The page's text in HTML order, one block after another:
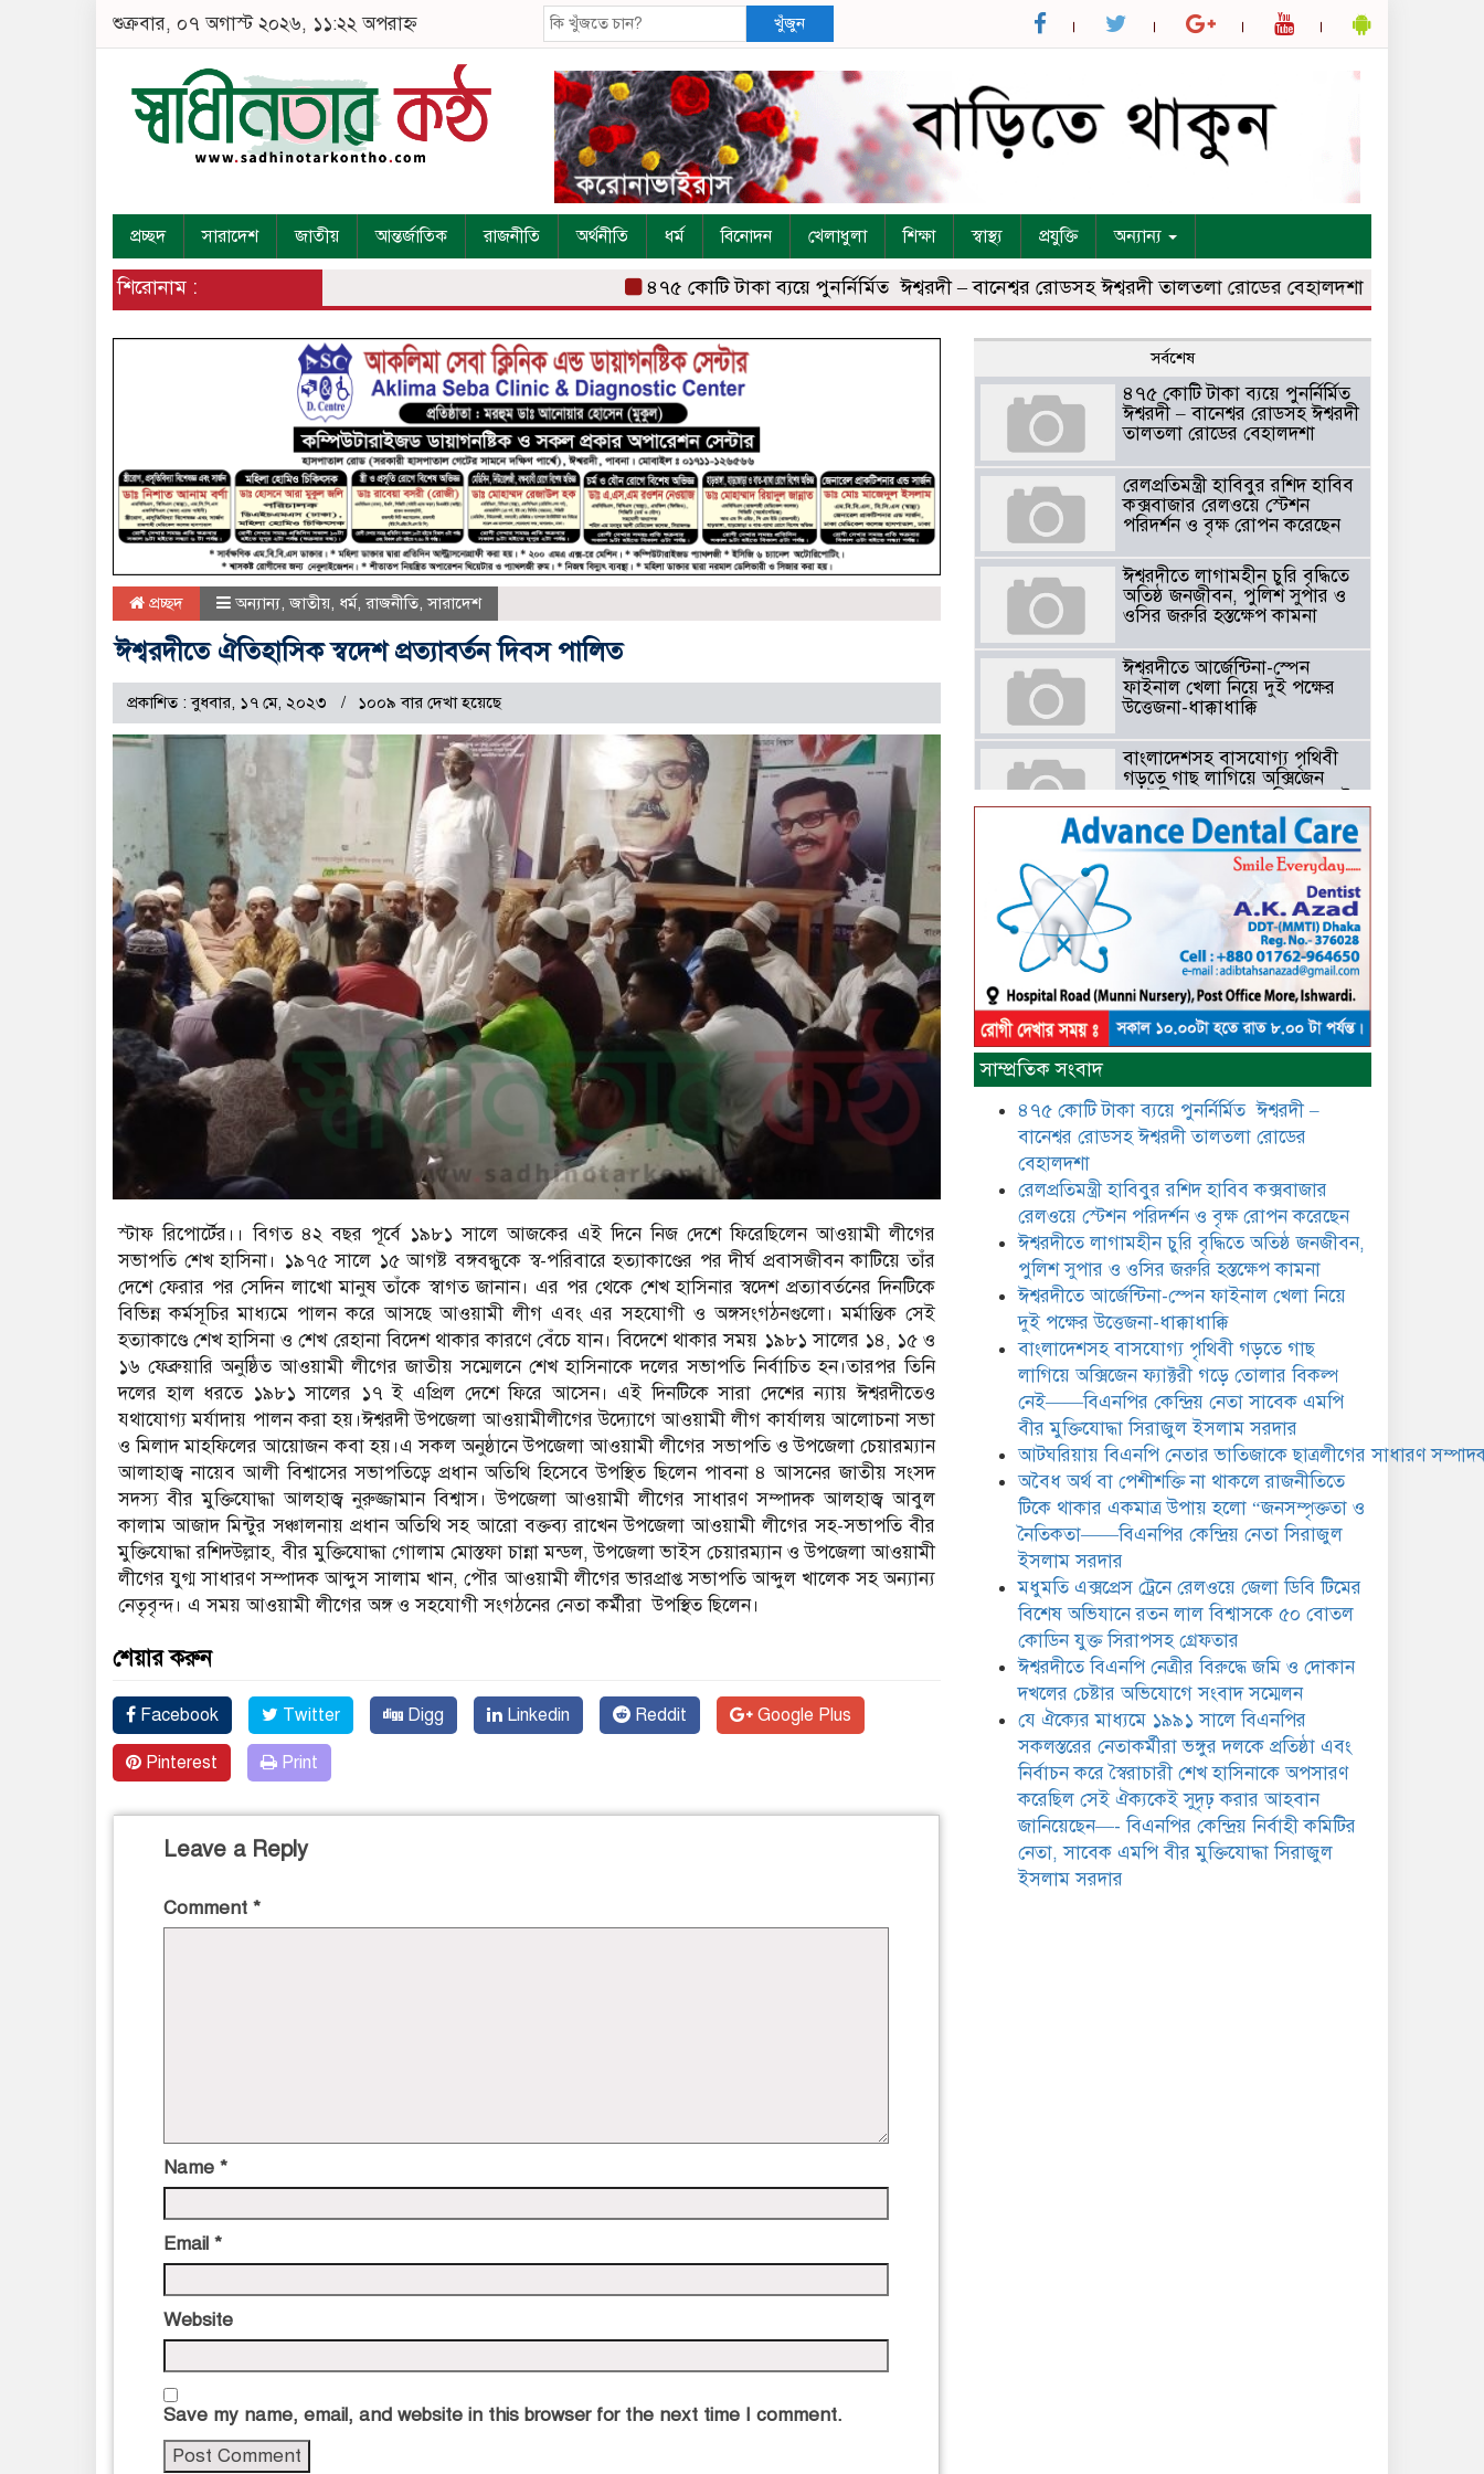
শুক্রবার, ০৭ অগাস্ট ২০২৬, ১১:২২ অপরাহ্ন খুঁজুন
প্রচ্ছদ সারাদেশ জাতীয় আন্তর্জাতিক রাজনীতি অর্থনীতি ধর্ম বিনোদন খেলাধুলা শিক্ষা স্বাস্থ্য প্রযুক্তি অন্যান্য
শিরোনাম : ৪৭৫ কোটি টাকা ব্যয়ে পুনর্নির্মিত ঈশ্বরদী – বানেশ্বর রোডসহ ঈশ্বরদী তালতলা রোডের বেহালদশা রেলপ্রতিমন্ত্রী
প্রচ্ছদ অন্যান্য,জাতীয়, ধর্ম, রাজনীতি,সারাদেশ
ঈশ্বরদীতে ঐতিহাসিক স্বদেশ প্রত্যাবর্তন দিবস পালিত
প্রকাশিত : বুধবার, ১৭ মে, ২০২৩ ১০০৯ বার দেখা হয়েছে
স্টাফ রিপোর্টের।। বিগত ৪২ বছর পূর্বে ১৯৮১ সালে আজকের এই দিনে নিজ দেশে ফিরেছিলেন আওয়ামী লীগের
সভাপতি শেখ হাসিনা। ১৯৭৫ সালে ১৫ আগষ্ট বঙ্গবন্ধুকে স্ব-পরিবারে হত্যাকাণ্ডের পর দীর্ঘ প্রবাসজীবন কাটিয়ে তাঁর
দেশে ফেরার পর সেদিন লাখো মানুষ তাঁকে স্বাগত জানান। এর পর থেকে শেখ হাসিনার স্বদেশ প্রত্যাবর্তনের দিনটিকে
বিভিন্ন কর্মসূচির মাধ্যমে পালন করে আসছে আওয়ামী লীগ এবং এর সহযোগী ও অঙ্গসংগঠনগুলো। মর্মান্তিক সেই
হত্যাকাণ্ডে শেখ হাসিনা ও শেখ রেহানা বিদেশ থাকার কারণে বেঁচে যান। বিদেশে থাকার সময় ১৯৮১ সালের ১৪, ১৫ ও
১৬ ফেব্রুয়ারি অনুষ্ঠিত আওয়ামী লীগের জাতীয় সম্মেলনে শেখ হাসিনাকে দলের সভাপতি নির্বাচিত হন।তারপর তিনি
দলের হাল ধরতে ১৯৮১ সালের ১৭ ই এপ্রিল দেশে ফিরে আসেন। এই দিনটিকে সারা দেশের ন্যায় ঈশ্বরদীতেও
যথাযোগ্য মর্যাদায় পালন করা হয়।ঈশ্বরদী উপজেলা আওয়ামীলীগের উদ্যোগে আওয়ামী লীগ কার্যালয় আলোচনা সভা
ও মিলাদ মাহফিলের আয়োজন কবা হয়।এ সকল অনুষ্ঠানে উপজেলা আওয়ামী লীগের সভাপতি ও উপজেলা চেয়ারম্যান
আলাহাজ্ব নায়েব আলী বিশ্বাসের সভাপতিড্বে প্রধান অতিথি হিসেবে উপস্থিত ছিলেন পাবনা ৪ আসনের জাতীয় সংসদ
সদস্য বীর মুক্তিযোদ্ধা আলহাজ্ব নুরুজ্জামান বিশ্বাস। উপজেলা আওয়ামী লীগের সাধারণ সম্পাদক আলহাজ্ব আবুল
কালাম আজাদ মিন্টুর সঞ্চালনায় প্রধান অতিথি সহ আরো বক্তব্য রাখেন উপজেলা আওয়ামী লীগের সহ-সভাপতি বীর
মুক্তিযোদ্ধা রশিদউল্লাহ, বীর মুক্তিযোদ্ধা গোলাম মোস্তফা চান্না মন্ডল, উপজেলা ভাইস চেয়ারম্যান ও উপজেলা আওয়ামী
লীগের যুগ্ম সাধারণ সম্পাদক আব্দুস সালাম খান, পৌর আওয়ামী লীগের ভারপ্রাপ্ত সভাপতি আব্দুল খালেক সহ অন্যান্য
নেতৃবৃন্দ। এ সময় আওয়ামী লীগের অঙ্গ ও সহযোগী সংগঠনের নেতা কর্মীরা উপস্থিত ছিলেন।
শেয়ার করুন
Facebook Twitter Digg Linkedin Reddit Google Plus
Pinterest Print
Leave a Reply
Comment *
Name *
Email *
Website
Save my name, email, and website in this browser for the next time I comment.
সর্বশেষ
৪৭৫ কোটি টাকা ব্যয়ে পুনর্নির্মিত
ঈশ্বরদী – বানেশ্বর রোডসহ ঈশ্বরদী
তালতলা রোডের বেহালদশা
রেলপ্রতিমন্ত্রী হাবিবুর রশিদ হাবিব
কক্সবাজার রেলওয়ে স্টেশন
পরিদর্শন ও বৃক্ষ রোপন করেছেন
ঈশ্বরদীতে লাগামহীন চুরি বৃদ্ধিতে
অতিষ্ঠ জনজীবন, পুলিশ সুপার ও
ওসির জরুরি হস্তক্ষেপ কামনা ​
ঈশ্বরদীতে আর্জেন্টিনা-স্পেন
ফাইনাল খেলা নিয়ে দুই পক্ষের
উত্তেজনা-ধাক্কাধাক্কি
বাংলাদেশসহ বাসযোগ্য পৃথিবী
গড়তে গাছ লাগিয়ে অক্সিজেন
——বিএনপির কেন্দ্রিয় নেতা
সাবেক এমপি বীর মুক্তিযোদ্ধা
সিরাজুল ইসলাম সরদার
আটঘরিয়ায় বিএনপি নেতার ভাতিজাকে ছাত্রলীগের সাধারণ সম্পাদক
​​অবৈধ অর্থ বা পেশীশক্তি না থাকলে
রাজনীতিতে টিকে থাকার একমাত্র
নৈতিকতা——বিএনপির কেন্দ্রিয়
নেতা সিরাজুল ইসলাম সরদার
জেলা ডিবি টিমের বিশেষ অভিযানে
রতন লাল বিশ্বাসকে ৫০ বোতল
কোডিন যুক্ত সিরাপসহ গ্রেফতার
ঈশ্বরদীতে বিএনপি নেত্রীর বিরুদ্ধে
জমি ও দোকান দখলের চেষ্টার
অভিযোগে সংবাদ সম্মেলন
যে ঐক্যের মাধ্যমে ১৯৯১ সালে
বিএনপির সকলস্তরের নেতাকর্মীরা
ভঙ্গুর দলকে প্রতিষ্ঠা এবং নির্বাচন
করে স্বৈরাচারী শেখ হাসিনাকে
অপসারণ করেছিল সেই ঐক্যকেই
সুদৃঢ় করার আহবান জানিয়েছেন—- বিএনপির কেন্দ্রিয়
নির্বাহী কমিটির নেতা, সাবেক এমপি বীর মুক্তিযোদ্ধা
সিরাজুল ইসলাম সরদার
সাম্প্রতিক সংবাদ
৪৭৫ কোটি টাকা ব্যয়ে পুনর্নির্মিত ঈশ্বরদী –
বানেশ্বর রোডসহ ঈশ্বরদী তালতলা রোডের
বেহালদশা
রেলপ্রতিমন্ত্রী হাবিবুর রশিদ হাবিব কক্সবাজার
রেলওয়ে স্টেশন পরিদর্শন ও বৃক্ষ রোপন করেছেন
ঈশ্বরদীতে লাগামহীন চুরি বৃদ্ধিতে অতিষ্ঠ জনজীবন,
পুলিশ সুপার ও ওসির জরুরি হস্তক্ষেপ কামনা ​
ঈশ্বরদীতে আর্জেন্টিনা-স্পেন ফাইনাল খেলা নিয়ে
দুই পক্ষের উত্তেজনা-ধাক্কাধাক্কি
বাংলাদেশসহ বাসযোগ্য পৃথিবী গড়তে গাছ
লাগিয়ে অক্সিজেন ফ্যাক্টরী গড়ে তোলার বিকল্প
নেই——বিএনপির কেন্দ্রিয় নেতা সাবেক এমপি
বীর মুক্তিযোদ্ধা সিরাজুল ইসলাম সরদার
আটঘরিয়ায় বিএনপি নেতার ভাতিজাকে ছাত্রলীগের সাধারণ
​​অবৈধ অর্থ বা পেশীশক্তি না থাকলে রাজনীতিতে
টিকে থাকার একমাত্র উপায় হলো “জনসম্পৃক্ততা ও
নৈতিকতা——বিএনপির কেন্দ্রিয় নেতা সিরাজুল
ইসলাম সরদার
মধুমতি এক্সপ্রেস ট্রেনে রেলওয়ে জেলা ডিবি টিমের
বিশেষ অভিযানে রতন লাল বিশ্বাসকে ৫০ বোতল
কোডিন যুক্ত সিরাপসহ গ্রেফতার
ঈশ্বরদীতে বিএনপি নেত্রীর বিরুদ্ধে জমি ও দোকান
দখলের চেষ্টার অভিযোগে সংবাদ সম্মেলন
যে ঐক্যের মাধ্যমে ১৯৯১ সালে বিএনপির
সকলস্তরের নেতাকর্মীরা ভঙ্গুর দলকে প্রতিষ্ঠা এবং
নির্বাচন করে স্বৈরাচারী শেখ হাসিনাকে অপসারণ
করেছিল সেই ঐক্যকেই সুদৃঢ় করার আহবান
জানিয়েছেন—- বিএনপির কেন্দ্রিয় নির্বাহী কমিটির
নেতা, সাবেক এমপি বীর মুক্তিযোদ্ধা সিরাজুল
ইসলাম সরদার